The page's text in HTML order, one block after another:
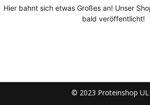
Hier bahnt sich etwas Großes an! Unser
bald veröffentlicht!
© 2023 Proteinshop